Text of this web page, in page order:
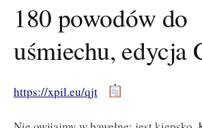
180 powodów do
uśmiechu, edycja
https://xpil.eu/qjt